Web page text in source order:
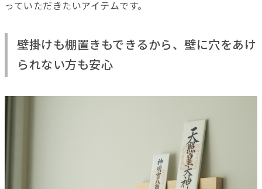
っていただきたいアイテムです。
壁掛けも棚置きもできるから、壁に穴をあけ
られない方も安心